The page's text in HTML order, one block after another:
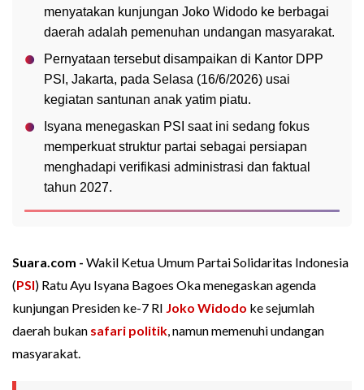
menyatakan kunjungan Joko Widodo ke berbagai
daerah adalah pemenuhan undangan masyarakat.
Pernyataan tersebut disampaikan di Kantor DPP
PSI, Jakarta, pada Selasa (16/6/2026) usai
kegiatan santunan anak yatim piatu.
Isyana menegaskan PSI saat ini sedang fokus
memperkuat struktur partai sebagai persiapan
menghadapi verifikasi administrasi dan faktual
tahun 2027.
Suara.com - Wakil Ketua Umum Partai Solidaritas Indonesia
(PSI) Ratu Ayu Isyana Bagoes Oka menegaskan agenda
kunjungan Presiden ke-7 RI Joko Widodo ke sejumlah
daerah bukan safari politik, namun memenuhi undangan
masyarakat.